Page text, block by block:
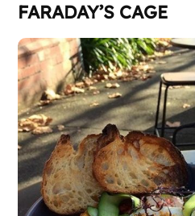
FARADAY’S CAGE